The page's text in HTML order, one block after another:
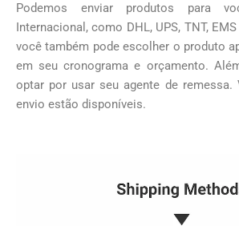
Podemos enviar produtos para
Internacional, como DHL, UPS, TNT,
você também pode escolher o produto
em seu cronograma e orçamento.
optar por usar seu agente de
envio estão disponíveis.